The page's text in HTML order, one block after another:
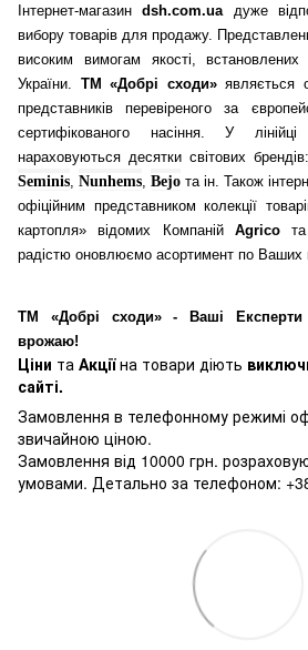
Інтернет-магазинdsh.com.ua дуже
вибору товарів для продажу.
високим вимогам якості,
України. ТМ «Добрі сходи»являється
представників перевіреного за
сертифікованого насіння. У лінійці
нараховуються десятки світових брендів:
Seminis Nunhems Bejo та ін. Також
офіційним представником колекції
картопля» відомих Компаній Agrico
радістю оновлюємо асортимент по Ваших
ТМ «Добрі сходи» - Ваші Експерти
врожаю!
Ціни та Акціїна товари діють
сайті.
Замовлення в телефонному режимі
звичайною ціною.
Замовлення від 10000 грн.
умовами. Детально за телефоном: